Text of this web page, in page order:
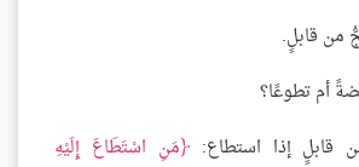
من قابلٍ.
أم تطوعًا؟
قابلٍ إذا استطاع: مَنِ اسْتَطَاعَ إِلَيْهِ